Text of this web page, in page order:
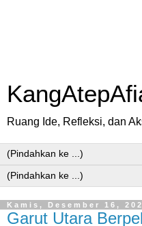
Ruang Ide, Refleksi, dan
Kamis, Desember 16,
Garut Utara